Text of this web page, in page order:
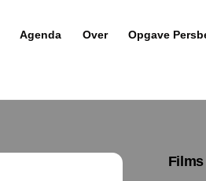
Agenda Over Opgave
Films